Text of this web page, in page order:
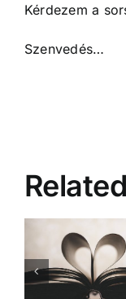
Kérdezem a
Szenvedés…